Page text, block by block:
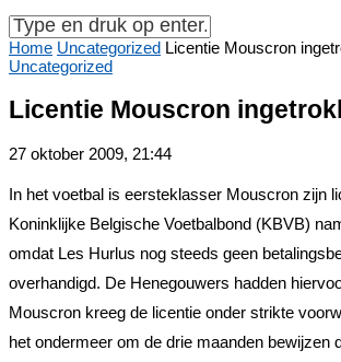
Home Uncategorized Licentie Mouscron
Uncategorized
Licentie Mouscron
27 oktober 2009, 21:44
In het voetbal is eersteklasser Mouscron zijn
Koninklijke Belgische Voetbalbond (KBVB)
omdat Les Hurlus nog steeds geen
overhandigd. De Henegouwers hadden
Mouscron kreeg de licentie onder strikte
het ondermeer om de drie maanden bewijzen